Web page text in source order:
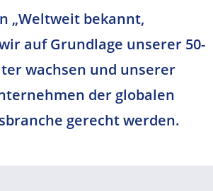
„Weltweit bekannt,
auf Grundlage unserer 50-
wachsen und unserer
der globalen
gerecht werden.